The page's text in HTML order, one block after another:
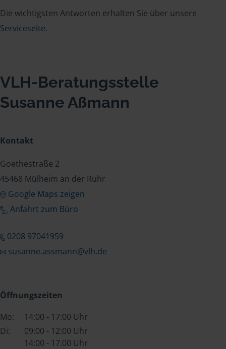
Die wichtigsten Antworten erhalten Sie über unsere
Serviceseite.
VLH-Beratungsstelle
Susanne Aßmann
Kontakt
Goethestraße 2
45468 Mülheim an der Ruhr
Google Maps zeigen
Anfahrt zum Büro
0208 97041959
susanne.assmann@vlh.de
Öffnungszeiten
Mo:
14:00 - 17:00 Uhr
Di:
09:00 - 12:00 Uhr
14:00 - 17:00 Uhr